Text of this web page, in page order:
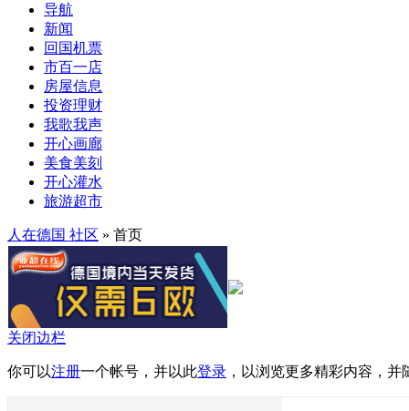
导航
新闻
回国机票
市百一店
房屋信息
投资理财
我歌我声
开心画廊
美食美刻
开心灌水
旅游超市
人在德国 社区 » 首页
关闭边栏
你可以注册一个帐号，并以此登录 ，以浏览更多精彩内容，